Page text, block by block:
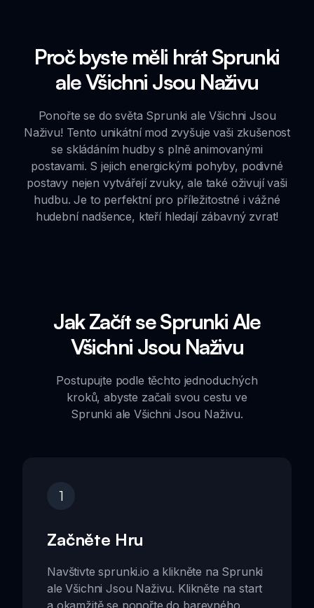
Proč byste měli hrát Sprunki
ale Všichni Jsou Naživu
Ponořte se do světa Sprunki ale Všichni Jsou
Naživu! Tento unikátní mod zvyšuje vaši zkušenost
se skládáním hudby s plně animovanými
postavami. S jejich energickými pohyby, podivné
postavy nejen vytvářejí zvuky, ale také oživují vaši
hudbu. Je to perfektní pro příležitostné i vážné
hudební nadšence, kteří hledají zábavný zvrat!
Jak Začít se Sprunki Ale
Všichni Jsou Naživu
Postupujte podle těchto jednoduchých
kroků, abyste začali svou cestu ve
Sprunki ale Všichni Jsou Naživu.
1
Začněte Hru
Navštivte sprunki.io a klikněte na Sprunki
ale Všichni Jsou Naživu. Klikněte na start
a okamžitě se ponořte do barevného